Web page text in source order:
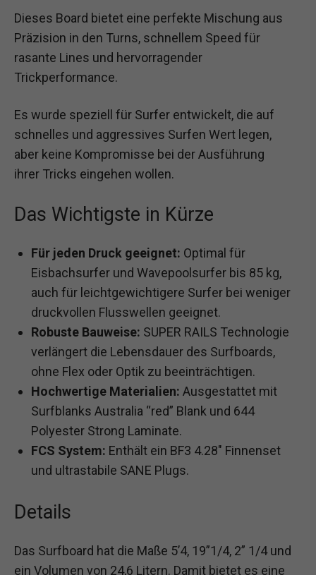
Dieses Board bietet eine perfekte Mischung aus
Präzision in den Turns, schnellem Speed für
rasante Lines und hervorragender
Trickperformance.
Es wurde speziell für Surfer entwickelt, die auf
schnelles und aggressives Surfen Wert legen,
aber keine Kompromisse bei der Ausführung
ihrer Tricks eingehen wollen.
Das Wichtigste in Kürze
Für jeden Druck geeignet: Optimal für
Eisbachsurfer und Wavepoolsurfer bis 85 kg,
auch für leichtgewichtigere Surfer bei weniger
druckvollen Flusswellen geeignet.
Robuste Bauweise: SUPER RAILS Technologie
verlängert die Lebensdauer des Surfboards,
ohne Flex oder Optik zu beeinträchtigen.
Hochwertige Materialien: Ausgestattet mit
Surfblanks Australia “red” Blank und 644
Polyester Strong Laminate.
FCS System: Enthält ein BF3 4.28″ Finnenset
und ultrastabile SANE Plugs.
Details
Das Surfboard hat die Maße 5’4, 19”1/4, 2” 1/4 und
ein Volumen von 24,6 Litern. Damit bietet es eine